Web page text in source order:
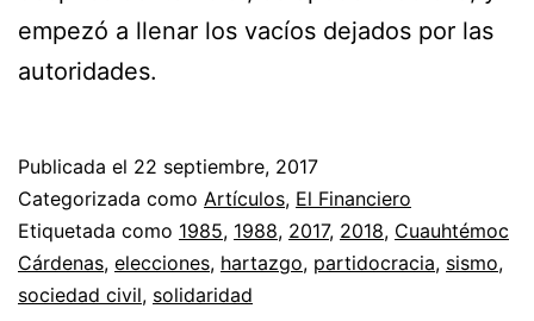
empezó a llenar los vacíos dejados por las
autoridades.
Publicada el 22 septiembre, 2017
Categorizada como Artículos, El Financiero
Etiquetada como 1985, 1988, 2017, 2018, Cuauhtémoc
Cárdenas, elecciones, hartazgo, partidocracia, sismo,
sociedad civil, solidaridad